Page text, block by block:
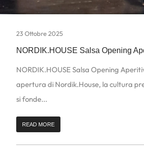
23 Ottobre 2025
NORDIK.HOUSE Salsa Opening
NORDIK.HOUSE Salsa Opening
apertura di Nordik.House, la cultura
si fonde...
READ MORE